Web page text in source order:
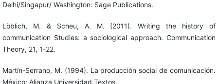
Delhi/Singapur/ Washington: Sage Publications.
Löblich, M. & Scheu, A. M. (2011). Writing the history of
communication Studies: a sociological approach. Communication
Theory, 21, 1-22.
Martín-Serrano, M. (1994). La producción social de comunicación.
México: Alianza Universidad Textos.